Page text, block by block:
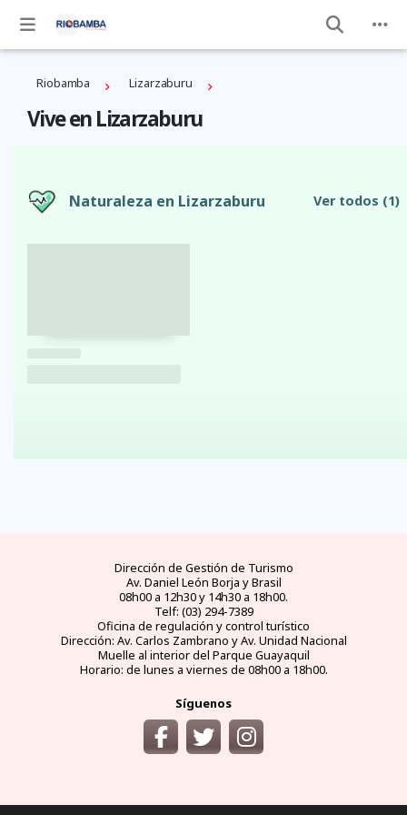
Riobamba Lizarzaburu
Vive en Lizarzaburu
Naturaleza en Lizarzaburu Ver todos (1)
Dirección de Gestión de Turismo
Av. Daniel León Borja y Brasil
08h00 a 12h30 y 14h30 a 18h00.
Telf: (03) 294-7389
Oficina de regulación y control turístico
Dirección: Av. Carlos Zambrano y Av. Unidad Nacional
Muelle al interior del Parque Guayaquil
Horario: de lunes a viernes de 08h00 a 18h00.
Síguenos